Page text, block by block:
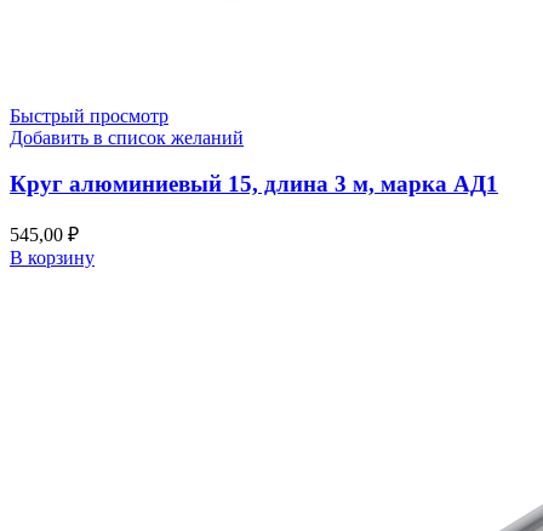
Быстрый просмотр
Добавить в список желаний
Круг алюминиевый 15, длина 3 м, марка АД1
545,00 ₽
В корзину